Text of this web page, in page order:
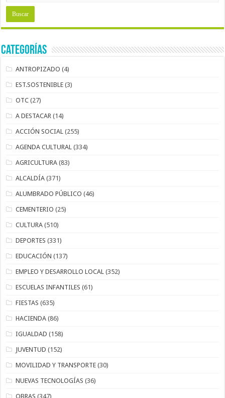
Categorías
ANTROPIZADO (4)
EST.SOSTENIBLE (3)
OTC (27)
A DESTACAR (14)
ACCIÓN SOCIAL (255)
AGENDA CULTURAL (334)
AGRICULTURA (83)
ALCALDÍA (371)
ALUMBRADO PÚBLICO (46)
CEMENTERIO (25)
CULTURA (510)
DEPORTES (331)
EDUCACIÓN (137)
EMPLEO Y DESARROLLO LOCAL (352)
ESCUELAS INFANTILES (61)
FIESTAS (635)
HACIENDA (86)
IGUALDAD (158)
JUVENTUD (152)
MOVILIDAD Y TRANSPORTE (30)
NUEVAS TECNOLOGÍAS (36)
OBRAS (347)